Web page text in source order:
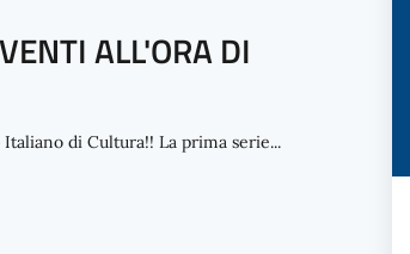
ALL'ORA DI
di Cultura!! La prima serie...